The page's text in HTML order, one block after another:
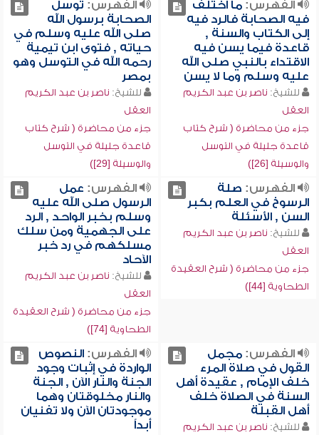
الفهرس:ما اختلف
فيه الصحابة فالرد فيه
إلى الكتاب والسنة ,
قاعدة فيما يسن فيه
الاقتداء بالنبي صلى الله
عليه وسلم وما لا يسن
للشيخ: ناصر بن عبد الكريم
العقل
جزء من محاضرة ( شرح كتاب
قاعدة جليلة في التوسل
والوسيلة [26])
الفهرس: توسل
الصحابة برسول الله
صلى الله عليه وسلم في
حياته , فتوى ابن تيمية
رحمه الله في التوسل وهو
بمصر
للشيخ: ناصر بن عبد الكريم
العقل
جزء من محاضرة ( شرح كتاب
قاعدة جليلة في التوسل
والوسيلة [29])
الفهرس: صلة
الرسوخ في العلم بكبر
السن , الأسئلة
للشيخ: ناصر بن عبد الكريم
العقل
جزء من محاضرة ( شرح العقيدة
الطحاوية [44])
الفهرس: عمل
الرسول صلى الله عليه
وسلم بخبر الواحد , الرد
على الجهمية ومن سلك
مسلكهم في رد خبر
الآحاد
للشيخ: ناصر بن عبد الكريم
العقل
جزء من محاضرة ( شرح العقيدة
الطحاوية [74])
الفهرس:مجمل
القول في صلاة المرء
خلف الإمام , عقيدة أهل
السنة في الصلاة خلف
أهل القبلة
للشيخ: ناصر بن عبد الكريم
الفهرس:النصوص
الواردة في إثبات وجود
الجنة والنار الآن , الجنة
والنار مخلوقتان وهما
موجودتان الآن ولا تفنيان
أبداً